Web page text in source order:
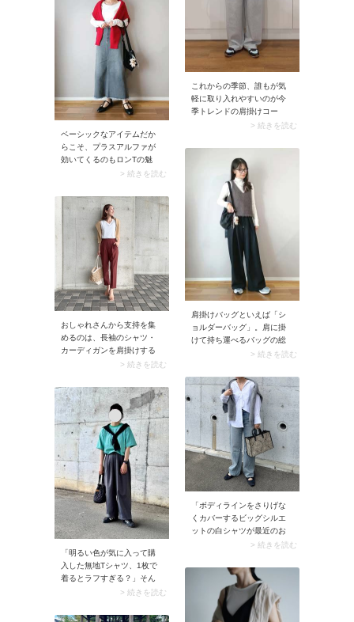
クスに。ニットのデザイン
が効いているからパーティ
ーシーンにぴったり。大人
の可愛さとモード感が共存
する今どきの着こなしで
これからの季節、誰もが気
軽に取り入れやすいのが今
季トレンドの肩掛けコー
デ。例えばプレーンなシャ
するだけで奥行きが出せま
すよ。こなれて見せるポイ
ントは、肩掛けするアイテ
ムはやや厚みのある素材を
選ぶこと。これなら肩に掛
けるときにズレにくく、存
在感も高まります。
> 続きを読む
ベーシックなアイテムだか
らこそ、プラスアルファが
効いてくるのもロンTの魅
力。例えば白ロンTに赤ニッ
タイリングがこなれた印象
に更新されます。ここに合
わせたいのはデニムスカー
ト。ラフな抜け感が足さ
れ、シンプルな中にセンス
を感じるコーデに仕上がり
ます。ロンTコーデに少し変
化をつけたいときは、こん
な肩掛けスタイルをぜひ試
してみてください。
> 続きを読む
肩掛けバッグといえば「シ
ョルダーバッグ」。肩に掛
けて持ち運べるバッグの総
称です。多くの種類があり
て肩に自然と掛けられれ
ば、デザイン・素材・大き
さを問わずショルダーバッ
グと呼びます。
> 続きを読む
おしゃれさんから支持を集
めるのは、長袖のシャツ・
カーディガンを肩掛けする
着こなし方。肩掛けといえ
が、ノースリーブに合わせ
るときは袖を垂らすだけの
方がイチ押し。二の腕がさ
りげなく隠れる上に、下に
落ちた袖がコーデを縦長に
見せるメリットもありま
す。シャツやカーディガン
を両肩に引っ掛けるだけで
OKなので、テクニック不要
でおしゃれに決まります。
> 続きを読む
「ボディラインをさりげな
くカバーするビッグシルエ
ットの白シャツが最近のお
気に入り」、そんな50代に
ーデ。シャツ1枚でお出かけ
できそうな日でも、朝晩の
冷え込みを考えてカーディ
ガンをプラスするのがベス
トです。肩掛けするとこな
> 続きを読む
「明るい色が気に入って購
入した無地Tシャツ、1枚で
着るとラフすぎる？」そん
なときは薄手のブラックカ
ましょう。ニュアンスのあ
> 続きを読む